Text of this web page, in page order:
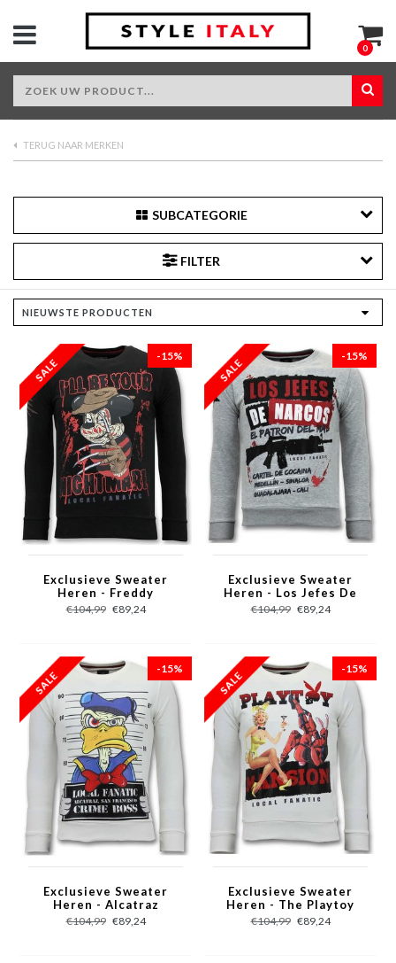
0
TERUG NAAR MERKEN
SUBCATEGORIE
FILTER
-15%
Exclusieve Sweater
Heren - Freddy
Krueger - Zwart
€104,99 €89,24
-15%
Exclusieve Sweater
Heren - Los Jefes De
Narcos - Grijs
€104,99 €89,24
-15%
Exclusieve Sweater
Heren - Alcatraz
Prisoner - Wit
€104,99 €89,24
-15%
Exclusieve Sweater
Heren - The Playtoy
Mansion - Wit
€104,99 €89,24